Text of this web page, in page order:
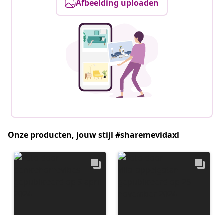
Afbeelding uploaden
Onze producten, jouw stijl #sharemevidaxl